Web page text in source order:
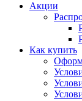
Акции
Как купить